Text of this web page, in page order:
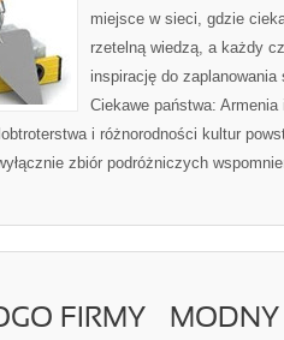
miejsce w sieci, gdzie
rzetelną wiedzą, a każdy
inspirację do
Ciekawe państwa:
i różnorodności kultur
zbiór podróżniczych
FIRMY –